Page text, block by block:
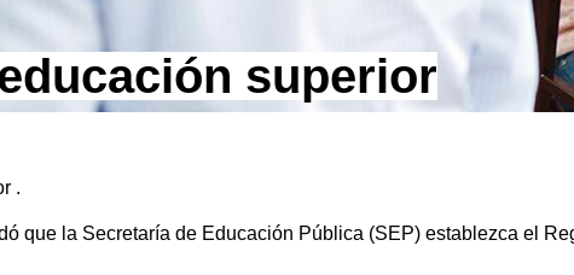
superior
.
que la Secretaría de Educación Pública (SEP) establezca el